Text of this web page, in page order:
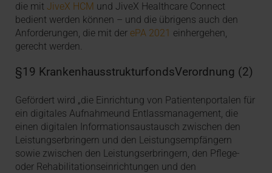
die mitJiveX HCM und JiveX Healthcare Connect
bedient werden können – und die übrigens auch den
Anforderungen, die mit der ePA 2021 einhergehen,
gerecht werden.
§19 KrankenhausstrukturfondsVerordnung (2)
Gefördert wird „die Einrichtung von Patientenportalen für
ein digitales Aufnahmeund Entlassmanagement, die
einen digitalen Informationsaustausch zwischen den
Leistungserbringern und den Leistungsempfängern
sowie zwischen den Leistungserbringern, den Pflege-
oder Rehabilitationseinrichtungen und den